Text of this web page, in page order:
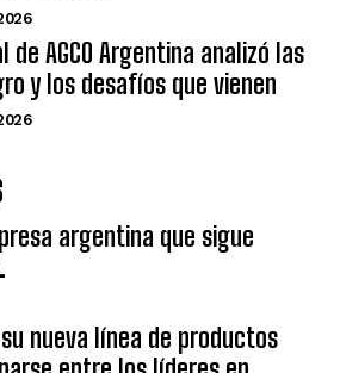
de AGCO Argentina analizó las
y los desafíos que vienen
argentina que sigue
nueva línea de productos